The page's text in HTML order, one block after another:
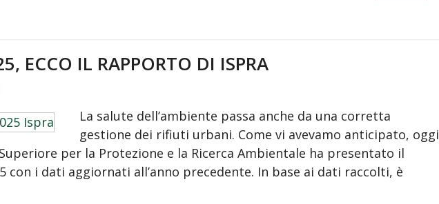
ECCO IL RAPPORTO DI ISPRA
La salute dell’ambiente passa anche da una corretta
gestione dei rifiuti urbani. Come vi avevamo anticipato, oggi
per la Protezione e la Ricerca Ambientale ha presentato il
i dati aggiornati all’anno precedente. In base ai dati raccolti, è